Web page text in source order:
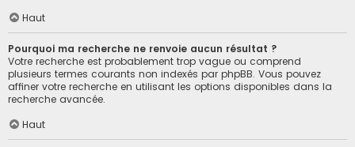
Haut
Pourquoi ma recherche ne renvoie aucun résultat ?
Votre recherche est probablement trop vague ou comprend
plusieurs termes courants non indexés par phpBB. Vous pouvez
affiner votre recherche en utilisant les options disponibles dans la
recherche avancée.
Haut